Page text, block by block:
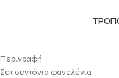
Περιγραφή
Σετ σεντόνια φανελένια